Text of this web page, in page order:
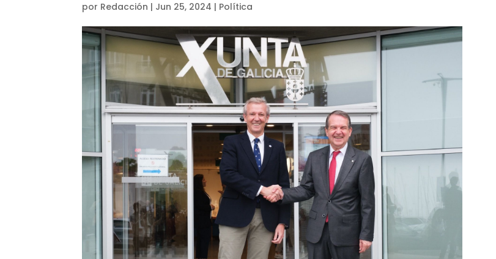
por Redacción | Jun 25, 2024 | Política